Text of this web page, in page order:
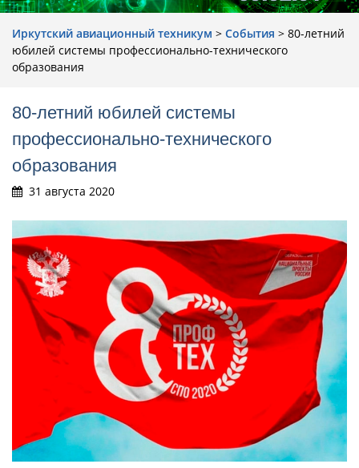
Иркутский авиационный техникум > События > 80-летний
юбилей системы профессионально-технического
образования
80-летний юбилей системы
профессионально-технического
образования
31 августа 2020